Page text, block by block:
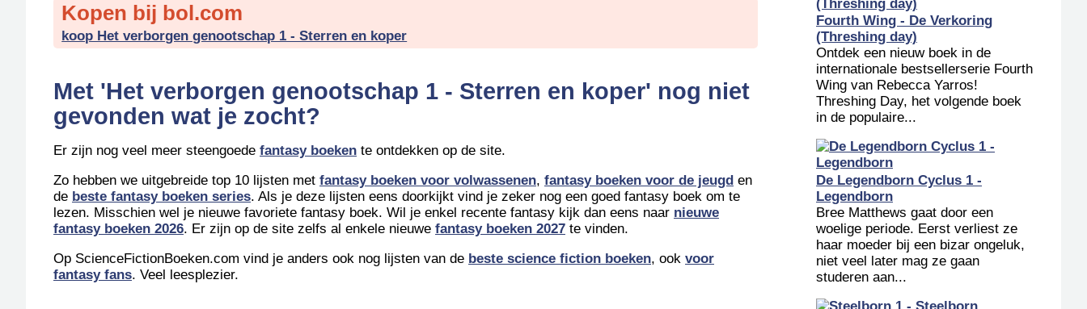
Kopen bij bol.com
koop Het verborgen genootschap 1 - Sterren en koper
Met 'Het verborgen genootschap 1 - Sterren en koper' nog niet
gevonden wat je zocht?
Er zijn nog veel meer steengoede fantasy boeken te ontdekken op de site.
Zo hebben we uitgebreide top 10 lijsten met fantasy boeken voor volwassenen, fantasy boeken voor de jeugd en
de beste fantasy boeken series. Als je deze lijsten eens doorkijkt vind je zeker nog een goed fantasy boek om te
lezen. Misschien wel je nieuwe favoriete fantasy boek. Wil je enkel recente fantasy kijk dan eens naar nieuwe
fantasy boeken 2026. Er zijn op de site zelfs al enkele nieuwe fantasy boeken 2027 te vinden.
Op ScienceFictionBoeken.com vind je anders ook nog lijsten van de beste science fiction boeken, ook voor
fantasy fans. Veel leesplezier.
Fourth Wing - De Verkoring
(Threshing day)
Ontdek een nieuw boek in de
internationale bestsellerserie Fourth
Wing van Rebecca Yarros!
Threshing Day, het volgende boek
in de populaire...
De Legendborn Cyclus 1 -
Legendborn
Bree Matthews gaat door een
woelige periode. Eerst verliest ze
haar moeder bij een bizar ongeluk,
niet veel later mag ze gaan
studeren aan...